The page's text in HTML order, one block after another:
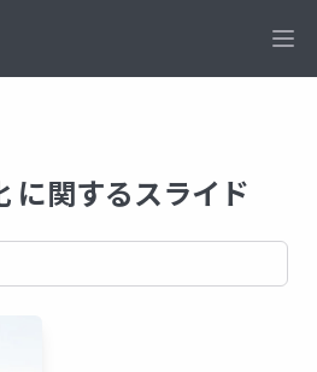
に関するスライド